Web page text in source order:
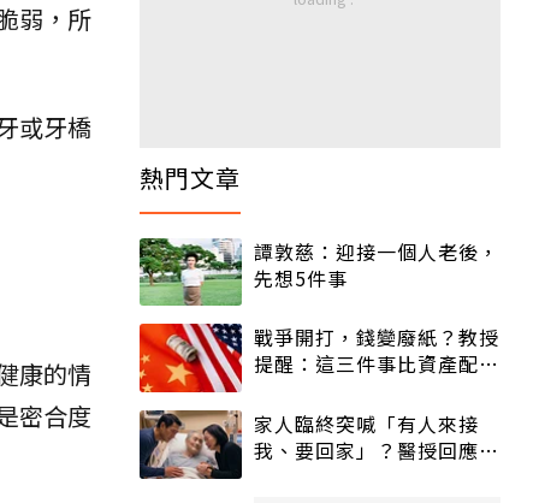
弱，所
或牙橋
康的情
密合度
熱門文章
譚敦慈：迎接一個人老後，
先想5件事
戰爭開打，錢變廢紙？教授
提醒：這三件事比資產配置
家人臨終突喊「有人來接
我、要回家」？醫授回應方